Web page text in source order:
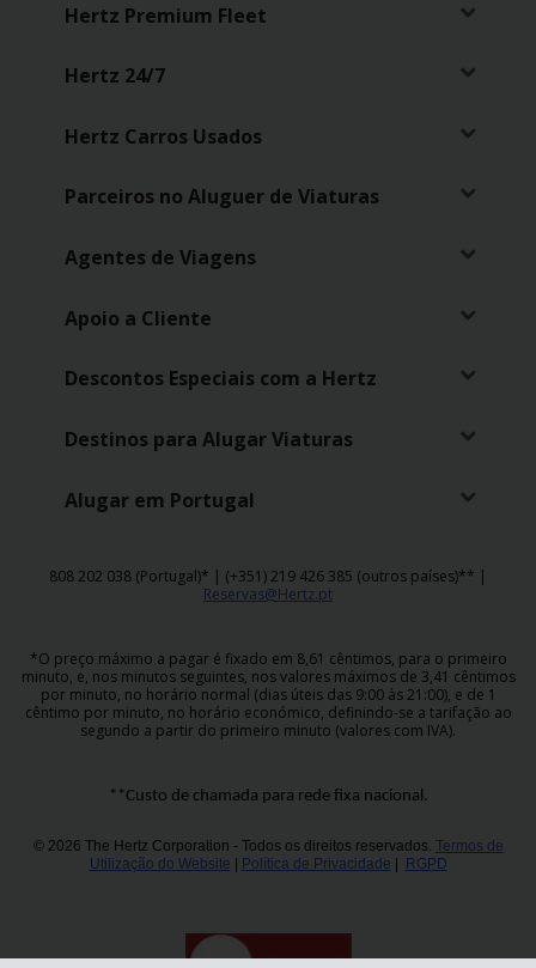
Hertz Premium Fleet
Hertz 24/7
Hertz Carros Usados
Parceiros no Aluguer de Viaturas
Agentes de Viagens
Apoio a Cliente
Descontos Especiais com a Hertz
Destinos para Alugar Viaturas
Alugar em Portugal
808 202 038 (Portugal)* | (+351) 219 426 385 (outros países)** |
Reservas@Hertz.pt
*O preço máximo a pagar é fixado em 8,61 cêntimos, para o primeiro
minuto, e, nos minutos seguintes, nos valores máximos de 3,41 cêntimos
por minuto, no horário normal (dias úteis das 9:00 às 21:00), e de 1
cêntimo por minuto, no horário económico, definindo-se a tarifação ao
segundo a partir do primeiro minuto (valores com IVA).
**Custo de chamada para rede fixa nacional.
© 2026 The Hertz Corporation - Todos os direitos reservados. Termos de
Utilização do Website
Política de Privacidade RGPD